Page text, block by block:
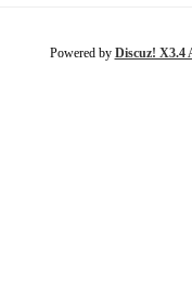
Powered by Discuz! X3.4